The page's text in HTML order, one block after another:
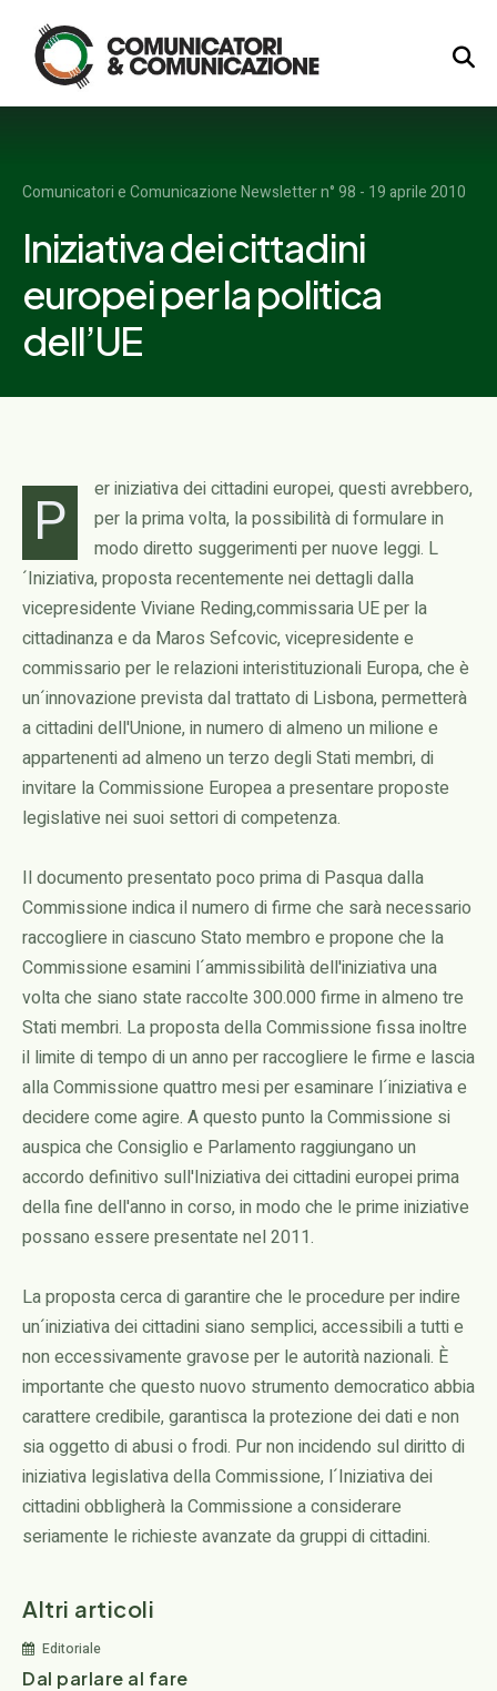
Logo
Comunicatori e Comunicazione Newsletter n° 98 - 19 aprile 2010
Iniziativa dei cittadini
europei per la politica
dell’UE
P
er iniziativa dei cittadini europei, questi avrebbero,
per la prima volta, la possibilità di formulare in
modo diretto suggerimenti per nuove leggi. L
´Iniziativa, proposta recentemente nei dettagli dalla
vicepresidente Viviane Reding,commissaria UE per la
cittadinanza e da Maros Sefcovic, vicepresidente e
commissario per le relazioni interistituzionali Europa, che è
un´innovazione prevista dal trattato di Lisbona, permetterà
a cittadini dell'Unione, in numero di almeno un milione e
appartenenti ad almeno un terzo degli Stati membri, di
invitare la Commissione Europea a presentare proposte
legislative nei suoi settori di competenza.
Il documento presentato poco prima di Pasqua dalla
Commissione indica il numero di firme che sarà necessario
raccogliere in ciascuno Stato membro e propone che la
Commissione esamini l´ammissibilità dell'iniziativa una
volta che siano state raccolte 300.000 firme in almeno tre
Stati membri. La proposta della Commissione fissa inoltre
il limite di tempo di un anno per raccogliere le firme e lascia
alla Commissione quattro mesi per esaminare l´iniziativa e
decidere come agire. A questo punto la Commissione si
auspica che Consiglio e Parlamento raggiungano un
accordo definitivo sull'Iniziativa dei cittadini europei prima
della fine dell'anno in corso, in modo che le prime iniziative
possano essere presentate nel 2011.
La proposta cerca di garantire che le procedure per indire
un´iniziativa dei cittadini siano semplici, accessibili a tutti e
non eccessivamente gravose per le autorità nazionali. È
importante che questo nuovo strumento democratico abbia
carattere credibile, garantisca la protezione dei dati e non
sia oggetto di abusi o frodi. Pur non incidendo sul diritto di
iniziativa legislativa della Commissione, l´Iniziativa dei
cittadini obbligherà la Commissione a considerare
seriamente le richieste avanzate da gruppi di cittadini.
Altri articoli
Editoriale
Dal parlare al fare